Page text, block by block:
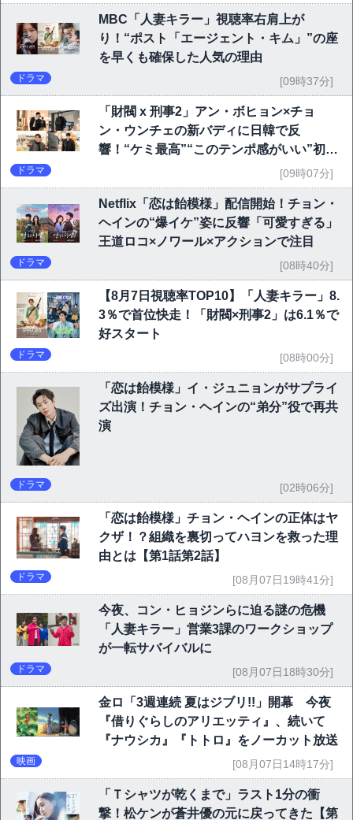
MBC「人妻キラー」視聴率右肩上が
り！“ポスト「エージェント・キム」”の座
を早くも確保した人気の理由
ドラマ [09時37分]
「財閥 x 刑事2」アン・ボヒョン×チョ
ン・ウンチェの新バディに日韓で反
響！“ケミ最高”“このテンポ感がいい”初回
ドラマ [09時07分]
Netflix「恋は飴模様」配信開始！チョン・
ヘインの“爆イケ”姿に反響「可愛すぎる」
王道ロコ×ノワール×アクションで注目
ドラマ [08時40分]
【8月7日視聴率TOP10】「人妻キラー」8.
3％で首位快走！「財閥×刑事2」は6.1％で
好スタート
ドラマ [08時00分]
「恋は飴模様」イ・ジュニョンがサプライ
ズ出演！チョン・ヘインの“弟分”役で再共
演
ドラマ [02時06分]
「恋は飴模様」チョン・ヘインの正体はヤ
クザ！？組織を裏切ってハヨンを救った理
由とは【第1話第2話】
ドラマ [08月07日19時41分]
今夜、コン・ヒョジンらに迫る謎の危機
「人妻キラー」営業3課のワークショップ
が一転サバイバルに
ドラマ [08月07日18時30分]
金ロ「3週連続 夏はジブリ!!」開幕 今夜
『借りぐらしのアリエッティ』、続いて
『ナウシカ』『トトロ』をノーカット放送
映画 [08月07日14時17分]
「Ｔシャツが乾くまで」ラスト1分の衝
撃！松ケンが蒼井優の元に戻ってきた【第